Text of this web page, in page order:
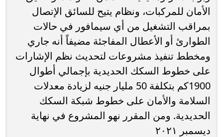
الأمان للمركبات، ونظام يتيح للسائق الإتصال
بمراقب التشغيل من أي سيمافور في حالات
الطوارئ أو الأعطال المفاجئة مضيفاً أنه جاري
ومخطط تنفيذ مشروعات لتحديث نظم الإشارات
على خطوط السكك الحديدية بإجمالي أطوال
1900كم بتكلفة 50 مليار جنيه لزيادة معدلات
السلامة والأمان على خطوط شبكة السكك
الحديدية. ومن المقرر نهو المشروع في نهاية
ديسمبر ٢٠٢١